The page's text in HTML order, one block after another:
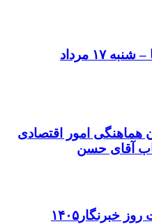
۱۷ مرداد
هماهنگی امور اقتصادی
آقای حسن
خبرنگار۱۴۰۵